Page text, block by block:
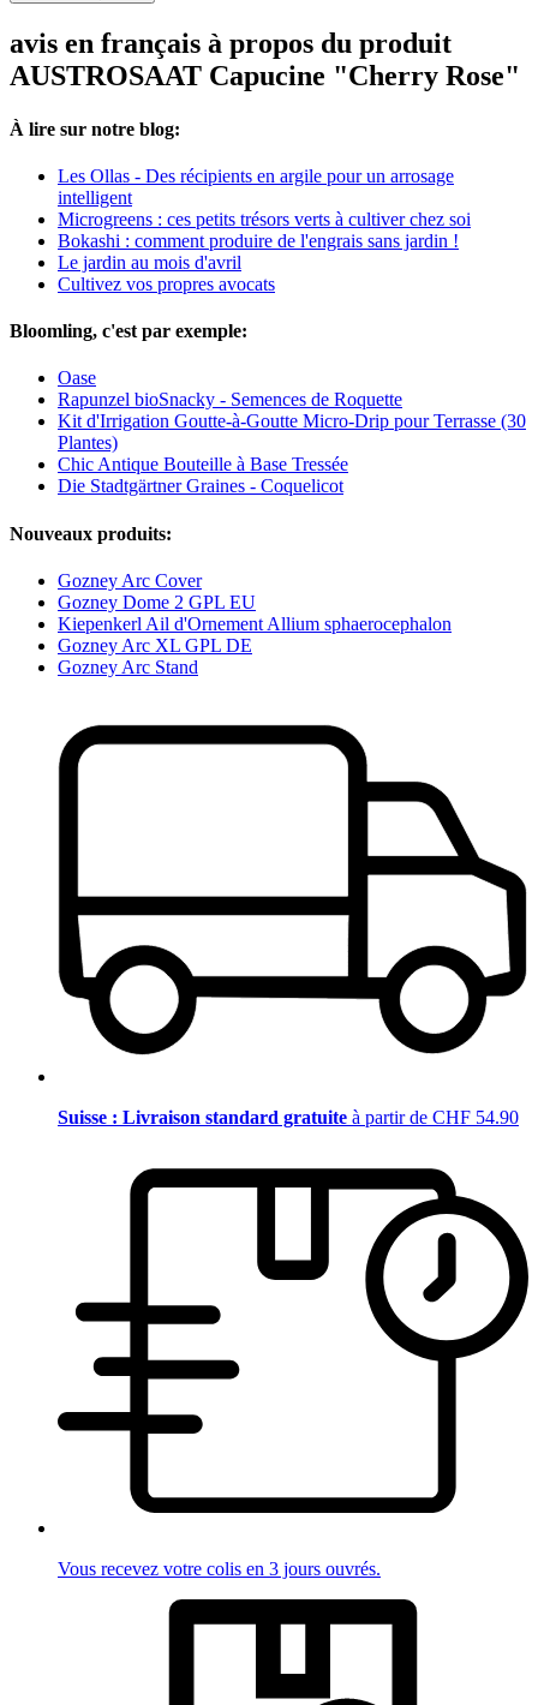
avis en français à propos du produit
AUSTROSAAT Capucine "Cherry Rose"
À lire sur notre blog:
Les Ollas - Des récipients en argile pour un arrosage
intelligent
Microgreens : ces petits trésors verts à cultiver chez soi
Bokashi : comment produire de l'engrais sans jardin !
Le jardin au mois d'avril
Cultivez vos propres avocats
Bloomling, c'est par exemple:
Oase
Rapunzel bioSnacky - Semences de Roquette
Kit d'Irrigation Goutte-à-Goutte Micro-Drip pour Terrasse (30
Plantes)
Chic Antique Bouteille à Base Tressée
Die Stadtgärtner Graines - Coquelicot
Nouveaux produits:
Gozney Arc Cover
Gozney Dome 2 GPL EU
Kiepenkerl Ail d'Ornement Allium sphaerocephalon
Gozney Arc XL GPL DE
Gozney Arc Stand
Suisse : Livraison standard gratuite à partir de CHF 54.90
Vous recevez votre colis en 3 jours ouvrés.